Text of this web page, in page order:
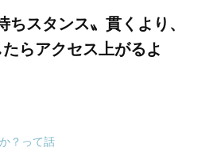
スタンス〟貫くより、
らアクセス上がるよ
？って話